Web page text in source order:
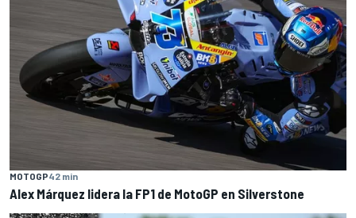
MOTOGP42 min
Alex Márquez lidera la FP1 de MotoGP en Silverstone